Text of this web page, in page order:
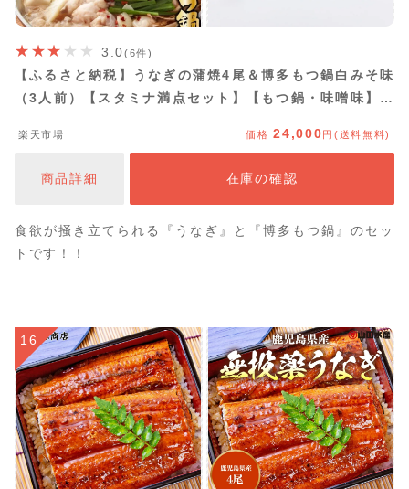
3.0(6件)
【ふるさと納税】うなぎの蒲焼4尾＆博多もつ鍋白みそ味
（3人前）【スタミナ満点セット】【もつ鍋・味噌味】鰻
.BD017
楽天市場 価格24,000円(送料無料)
商品詳細 在庫の確認
食欲が掻き立てられる『うなぎ』と『博多もつ鍋』のセッ
トです！！
16